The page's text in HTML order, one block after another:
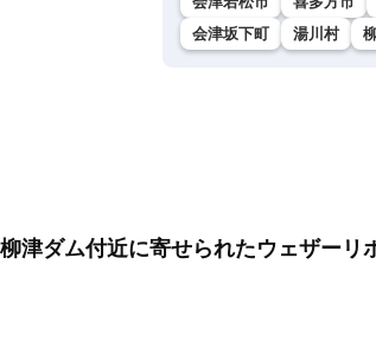
会津坂下町
湯川村
柳津ダム付近に寄せられたウェザーリ